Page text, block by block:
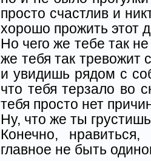
просто счастлив и
хорошо прожить этот
Но чего же тебе так
же тебя так тревожит
и увидишь рядом с
что тебя терзало во
тебя просто нет
Ну, что же ты
Конечно,
главное не быть